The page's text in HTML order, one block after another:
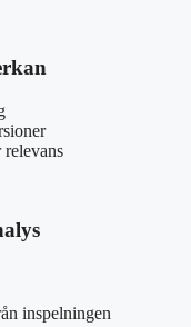
inspelningen